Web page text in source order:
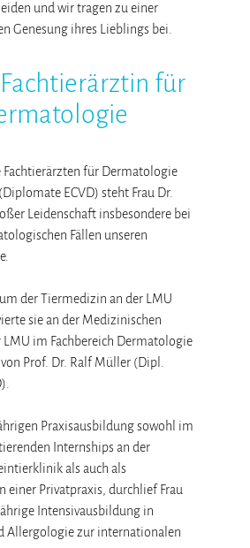
und wir tragen zu einer
Genesung ihres Lieblings bei.
für
für Dermatologie
ECVD) steht Frau Dr.
Leidenschaft insbesondere bei
Fällen unseren
der Tiermedizin an der LMU
sie an der Medizinischen
im Fachbereich Dermatologie
Prof. Dr. Ralf Müller (Dipl.
Praxisausbildung sowohl im
Internships an der
als auch als
einer Privatpraxis, durchlief Frau
Intensivausbildung in
Allergologie zur internationalen